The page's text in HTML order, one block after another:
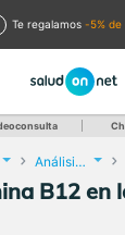
te regalamos -5% de
Análisis Clínicos
B12 en